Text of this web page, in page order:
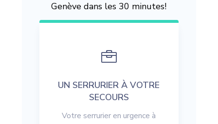
Genève dans les 30 minutes!

UN SERRURIER À VOTRE
SECOURS
Votre serrurier en urgence à